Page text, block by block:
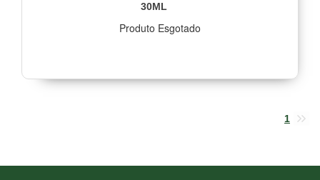
30ML
Produto Esgotado
1